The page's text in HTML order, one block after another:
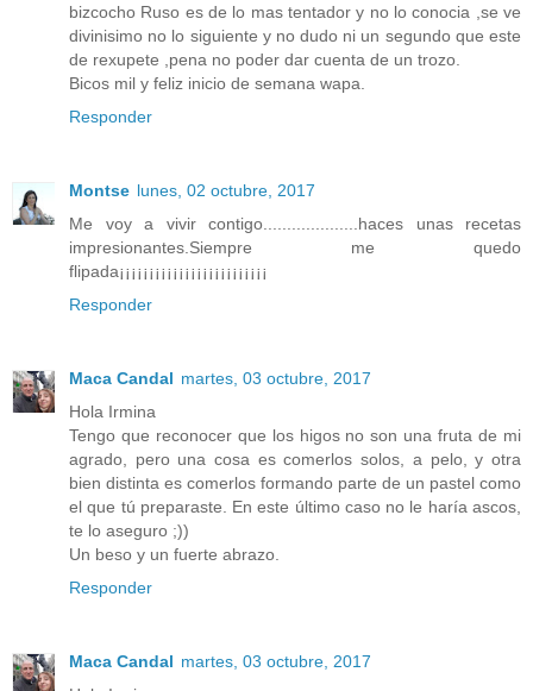
bizcocho Ruso es de lo mas tentador y no lo conocia ,se ve
divinisimo no lo siguiente y no dudo ni un segundo que este
de rexupete ,pena no poder dar cuenta de un trozo.
Bicos mil y feliz inicio de semana wapa.
Responder
Montse lunes, 02 octubre, 2017
Me voy a vivir contigo....................haces unas recetas
impresionantes.Siempre me quedo
flipada¡¡¡¡¡¡¡¡¡¡¡¡¡¡¡¡¡¡¡¡¡¡¡¡¡
Responder
Maca Candal martes, 03 octubre, 2017
Hola Irmina
Tengo que reconocer que los higos no son una fruta de mi
agrado, pero una cosa es comerlos solos, a pelo, y otra
bien distinta es comerlos formando parte de un pastel como
el que tú preparaste. En este último caso no le haría ascos,
te lo aseguro ;))
Un beso y un fuerte abrazo.
Responder
Maca Candal martes, 03 octubre, 2017